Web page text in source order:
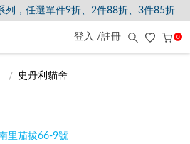
列，任選單件9折、2件88折、3件85折
登入 /註冊 0
史丹利貓舍
里茄拔66-9號